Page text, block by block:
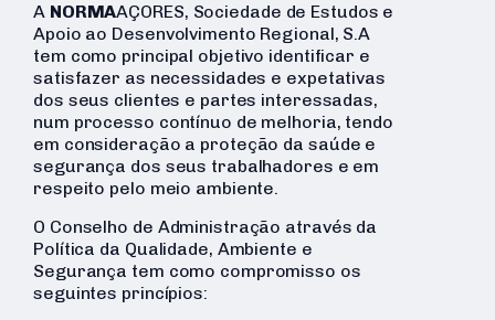
A NORMAAÇORES, Sociedade de Estudos e
Apoio ao Desenvolvimento Regional, S.A
tem como principal objetivo identificar e
satisfazer as necessidades e expetativas
dos seus clientes e partes interessadas,
num processo contínuo de melhoria, tendo
em consideração a proteção da saúde e
segurança dos seus trabalhadores e em
respeito pelo meio ambiente.
O Conselho de Administração através da
Política da Qualidade, Ambiente e
Segurança tem como compromisso os
seguintes princípios: